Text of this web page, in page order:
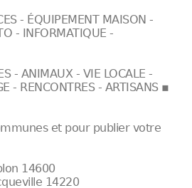
- ÉQUIPEMENT MAISON -
- INFORMATIQUE -
- ANIMAUX - VIE LOCALE -
- RENCONTRES - ARTISANS ▪
et pour publier votre
14600
14220